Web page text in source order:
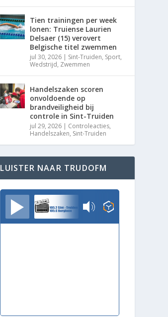
Tien trainingen per week
lonen: Truiense Laurien
Delsaer (15) verovert
Belgische titel zwemmen
jul 30, 2026 | Sint-Truiden, Sport,
Wedstrijd, Zwemmen
Handelszaken scoren
onvoldoende op
brandveiligheid bij
controle in Sint-Truiden
jul 29, 2026 | Controleacties,
Handelszaken, Sint-Truiden
LUISTER NAAR TRUDOFM
TrudoFM